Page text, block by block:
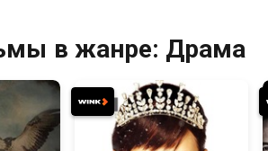
в жанре: Драма